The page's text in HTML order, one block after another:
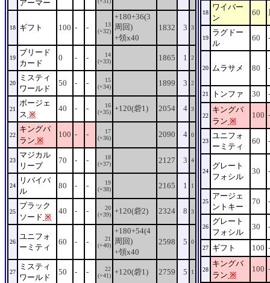
アーマー
18 ギフト 100 - -
13
(+32)
+180+36(3
周回)
+領x40
1832 3 3
19
ブリード
カード
0 - -
14
(+33)
1865 1 2
20
ミスティ
ワールド
50 - -
15
(+34)
1899 3 2
21
ボージェ
ス ※
40 - -
16
(+35) +120(砦1) 2054 4 3
22
キングバ
ラン ※
100 - -
17
(+36)
2090 4 0
23
マジカル
リープ
70 - -
18
(+37)
2127 3 4
24
リバイバ
ル
80 - -
19
(+38)
2165 1 1
25
プラック
ソード ※
40 - -
20
(+39) +120(砦2) 2324 8 3
26
ユニフォ
ーミティ
60 - -
21
(+40)
+180+54(4
周回)
+領x40
2598 5 0
27
ミスティ
ワールド
50 - -
22
(+41) +120(砦1) 2759 5 1
18
ワイバー
ン
60
19
ラグドー
ル
60 -
20 ムラサメ 80 -
21 トンファ 30 -
22
キングバ
ラン ※
100 -
23
ユニフォ
ーミティ
60 -
24
グレート
フォシル
30 -
25
アージェ
ントキー
70 -
26
グレート
フォシル
30 -
27 ギフト 100 -
28
キングバ
ラン ※
100 -